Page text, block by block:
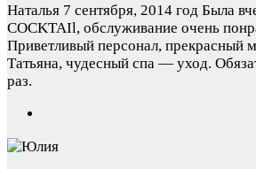
Наталья 7 сентября, 2014 год Была
COCKTAIl, обслуживание очень
Приветливый персонал, прекрасный
Татьяна, чудесный спа — уход.
раз.